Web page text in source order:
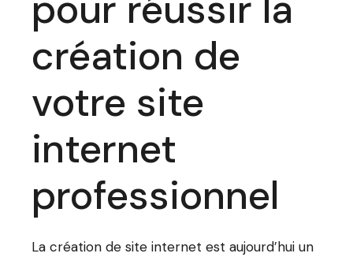
création de
votre site
internet
professionnel
La création de site internet est aujourd’hui un